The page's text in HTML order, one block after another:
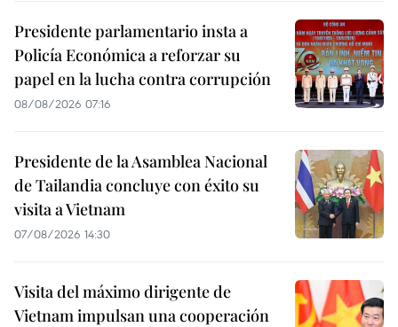
Presidente parlamentario insta a
Policía Económica a reforzar su
papel en la lucha contra corrupción
08/08/2026 07:16
Presidente de la Asamblea Nacional
de Tailandia concluye con éxito su
visita a Vietnam
07/08/2026 14:30
Visita del máximo dirigente de
Vietnam impulsan una cooperación